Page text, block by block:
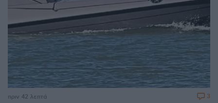
πριν 42 λεπτά 3